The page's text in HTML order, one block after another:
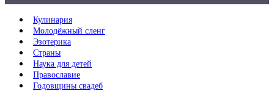
Кулинария
Молодёжный сленг
Эзотерика
Страны
Наука для детей
Православие
Годовщины свадеб